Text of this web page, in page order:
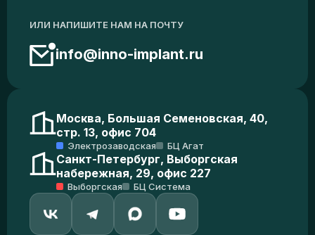
ИЛИ НАПИШИТЕ НАМ НА ПОЧТУ
info@inno-implant.ru
Москва, Большая Семеновская, 40,
стр. 13, офис 704
Электрозаводская БЦ Агат
Санкт-Петербург, Выборгская
набережная, 29, офис 227
Выборгская БЦ Система